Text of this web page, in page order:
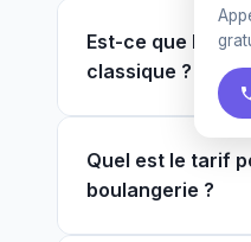
Est-ce que le
classique ?
Quel est le tarif
boulangerie ?